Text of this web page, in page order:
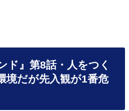
ド』第8話・人をつく
境だが先入観が1番危